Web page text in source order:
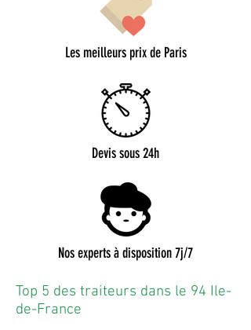
Les meilleurs prix de Paris
Devis sous 24h
Nos experts à disposition 7j/7
Top 5 des traiteurs dans le 94 Ile-
de-France